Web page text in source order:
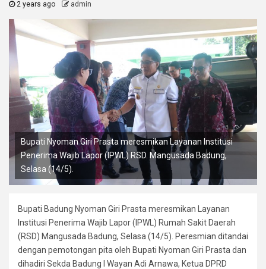
2 years ago admin
Bupati Nyoman Giri Prasta meresmikan Layanan Institusi
Penerima Wajib Lapor (IPWL) RSD. Mangusada Badung,
Selasa (14/5).
Bupati Badung Nyoman Giri Prasta meresmikan Layanan
Institusi Penerima Wajib Lapor (IPWL) Rumah Sakit Daerah
(RSD) Mangusada Badung, Selasa (14/5). Peresmian ditandai
dengan pemotongan pita oleh Bupati Nyoman Giri Prasta dan
dihadiri Sekda Badung I Wayan Adi Arnawa, Ketua DPRD